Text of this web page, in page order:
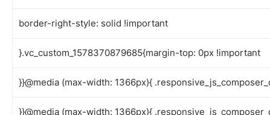
border-right-style: solid !important
}.vc_custom_1578370879685{margin-top: 0px !important
}}@media (max-width: 1366px){
}}@media (max-width: 1366px){